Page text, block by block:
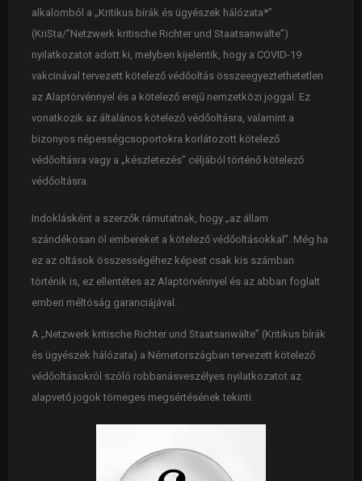
alkalomból a „Kritikus bírák és ügyészek hálózata*”
(KriSta/”Netzwerk kritische Richter und Staatsanwälte”)
nyilatkozatot adott ki, melyben kijelentik, hogy a COVID-19
vakcinával tervezett kötelező védőoltás összeegyeztethetetlen
az Alaptörvénnyel és a kötelező erejű nemzetközi joggal. Ez
vonatkozik az általános kötelező védőoltásra, valamint a
bizonyos népességcsoportokra korlátozott kötelező
védőoltásra vagy a „készletezés” céljából történő kötelező
védőoltásra.
Indoklásként a szerzők rámutatnak, hogy „az állam
szándékosan öl embereket a kötelező védőoltásokkal”. Még ha
ez az oltások összességéhez képest csak kis számban
történik is, ez ellentétes az Alaptörvénnyel és az abban foglalt
emberi méltóság garanciájával.
A „Netzwerk kritische Richter und Staatsanwälte” (Kritikus bírák
és ügyészek hálózata) a Németországban tervezett kötelező
védőoltásokról szóló robbanásveszélyes nyilatkozatot az
alapvető jogok tömeges megsértésének tekinti.